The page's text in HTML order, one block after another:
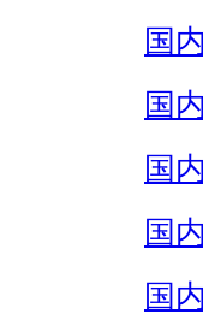
国
国
国
国
国